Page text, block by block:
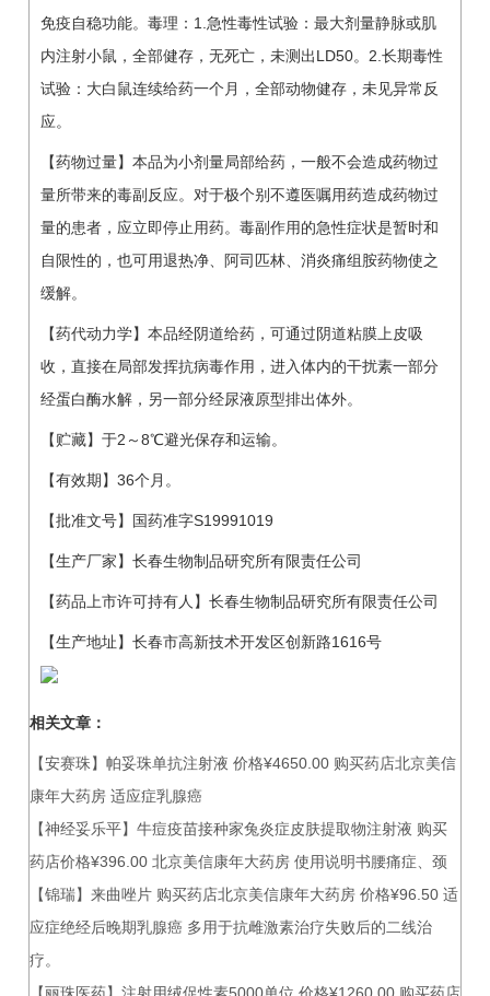
免疫自稳功能。毒理：1.急性毒性试验：最大剂量静脉或肌
内注射小鼠，全部健存，无死亡，未测出LD50。2.长期毒性
试验：大白鼠连续给药一个月，全部动物健存，未见异常反
应。
【药物过量】本品为小剂量局部给药，一般不会造成药物过
量所带来的毒副反应。对于极个别不遵医嘱用药造成药物过
量的患者，应立即停止用药。毒副作用的急性症状是暂时和
自限性的，也可用退热净、阿司匹林、消炎痛组胺药物使之
缓解。
【药代动力学】本品经阴道给药，可通过阴道粘膜上皮吸
收，直接在局部发挥抗病毒作用，进入体内的干扰素一部分
经蛋白酶水解，另一部分经尿液原型排出体外。
【贮藏】于2～8℃避光保存和运输。
【有效期】36个月。
【批准文号】国药准字S19991019
【生产厂家】长春生物制品研究所有限责任公司
【药品上市许可持有人】长春生物制品研究所有限责任公司
【生产地址】长春市高新技术开发区创新路1616号
相关文章：
【安赛珠】帕妥珠单抗注射液 价格¥4650.00 购买药店北京美信
康年大药房 适应症乳腺癌
【神经妥乐平】牛痘疫苗接种家兔炎症皮肤提取物注射液 购买
药店价格¥396.00 北京美信康年大药房 使用说明书腰痛症、颈
【锦瑞】来曲唑片 购买药店北京美信康年大药房 价格¥96.50 适
应症绝经后晚期乳腺癌 多用于抗雌激素治疗失败后的二线治
疗。
【丽珠医药】注射用绒促性素5000单位 价格¥1260.00 购买药店